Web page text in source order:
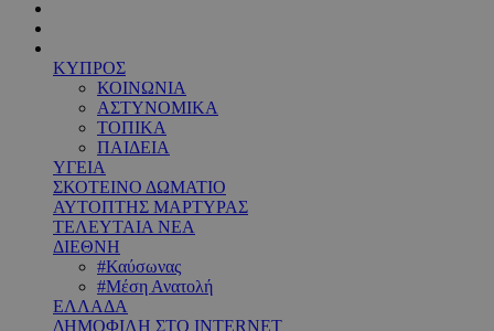
ΚΥΠΡΟΣ
ΚΟΙΝΩΝΙΑ
ΑΣΤΥΝΟΜΙΚΑ
ΤΟΠΙΚΑ
ΠΑΙΔΕΙΑ
ΥΓΕΙΑ
ΣΚΟΤΕΙΝΟ ΔΩΜΑΤΙΟ
ΑΥΤΟΠΤΗΣ ΜΑΡΤΥΡΑΣ
ΤΕΛΕΥΤΑΙΑ ΝΕΑ
ΔΙΕΘΝΗ
#Καύσωνας
#Μέση Ανατολή
ΕΛΛΑΔΑ
ΔΗΜΟΦΙΛΗ ΣΤΟ INTERNET